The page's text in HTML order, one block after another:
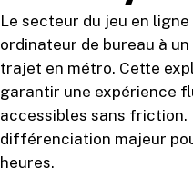
Le secteur du jeu en
ordinateur de bureau à
trajet en métro. Cette
garantir une expérience
accessibles sans
différenciation majeur
heures.